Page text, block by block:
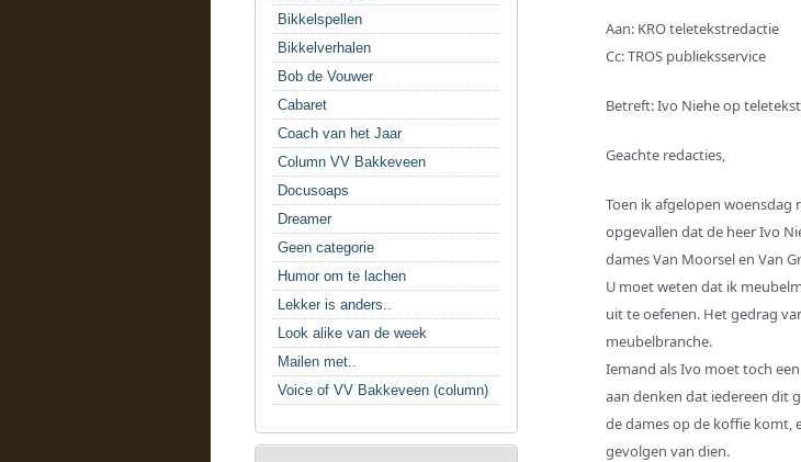
Bikkelspellen
Bikkelverhalen
Bob de Vouwer
Cabaret
Coach van het Jaar
Column VV Bakkeveen
Docusoaps
Dreamer
Geen categorie
Humor om te lachen
Lekker is anders..
Look alike van de week
Mailen met..
Voice of VV Bakkeveen (column)
Aan: KRO teletekstredactie
Cc: TROS publieksservice
Betreft: Ivo Niehe op
Geachte redacties,
Toen ik afgelopen woensdag
opgevallen dat de heer Ivo
dames Van Moorsel en Van
U moet weten dat ik
uit te oefenen. Het gedrag
meubelbranche.
Iemand als Ivo moet toch
aan denken dat iedereen dit
de dames op de koffie komt,
gevolgen van dien.